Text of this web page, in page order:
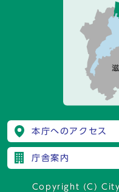
本庁へのアクセス
庁舎案内
Copyright (C)